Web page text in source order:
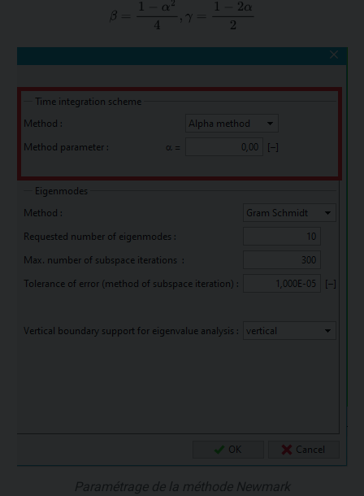
Paramétrage de la méthode Newmark